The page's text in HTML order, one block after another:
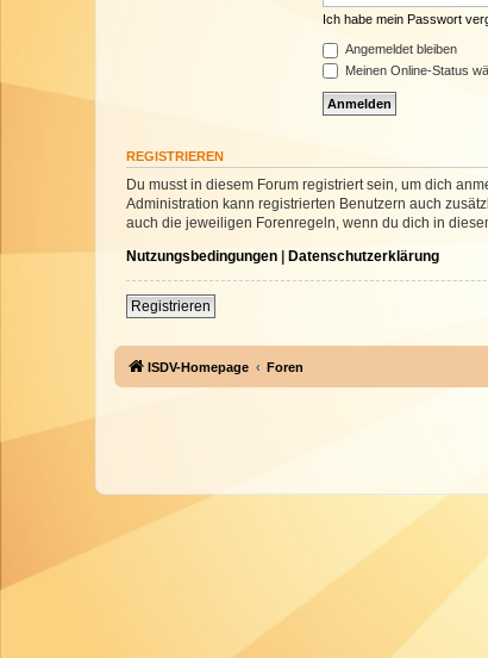
Ich habe mein Passwort
Angemeldet bleiben
Meinen Online-Status
REGISTRIEREN
Du musst in diesem Forum registriert sein, um dich
Administration kann registrierten Benutzern auch
auch die jeweiligen Forenregeln, wenn du dich in
Nutzungsbedingungen | Datenschutzerklärung
Registrieren
ISDV-Homepage Foren